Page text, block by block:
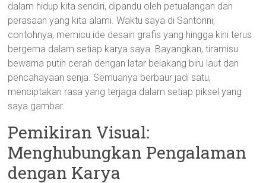
dalam hidup kita sendiri, dipandu oleh petualangan dan
perasaan yang kita alami. Waktu saya di Santorini,
contohnya, memicu ide desain grafis yang hingga kini terus
bergema dalam setiap karya saya. Bayangkan, tiramisu
bewarna putih cerah dengan latar belakang biru laut dan
pencahayaan senja. Semuanya berbaur jadi satu,
menciptakan rasa yang terjaga dalam setiap piksel yang
saya gambar.
Pemikiran Visual:
Menghubungkan Pengalaman
dengan Karya